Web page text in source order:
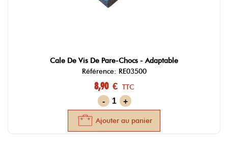
Cale De Vis De Pare-Chocs - Adaptable
Référence: RE03500
8,90 € TTC
-
+
Ajouter au panier